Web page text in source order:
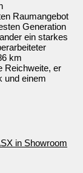
Raumangebot
Generation
ein starkes
km
Reichweite, er
und einem